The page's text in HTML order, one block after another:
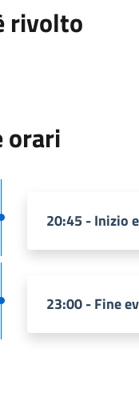
rivolto
orari
20:45 - Inizio
23:00 - Fine